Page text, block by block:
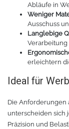
Filament für
PLA
Solvent Tinte
Direct to
Direct-to-
Abläufe in
Weniger
Ausschuss
Langlebige
Verarbeitung
erleichtern
Ideal für
Die Anforderungen
unterscheiden sich
Präzision und